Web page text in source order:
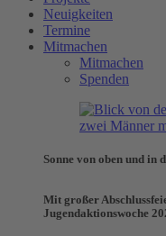
Neuigkeiten
Termine
Mitmachen
Mitmachen
Spenden
Sonne von oben und in
Mit großer
Jugendaktionswoche